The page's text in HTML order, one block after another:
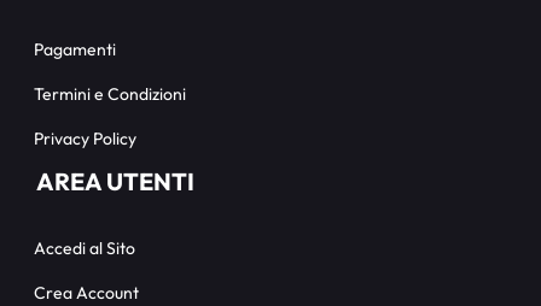
Pagamenti
Termini e Condizioni
Privacy Policy
AREA UTENTI
Accedi al Sito
Crea Account